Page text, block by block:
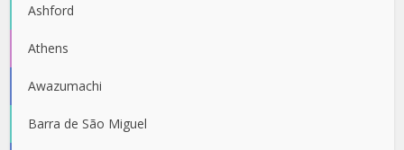
Ashford
Athens
Awazumachi
Barra de São Miguel